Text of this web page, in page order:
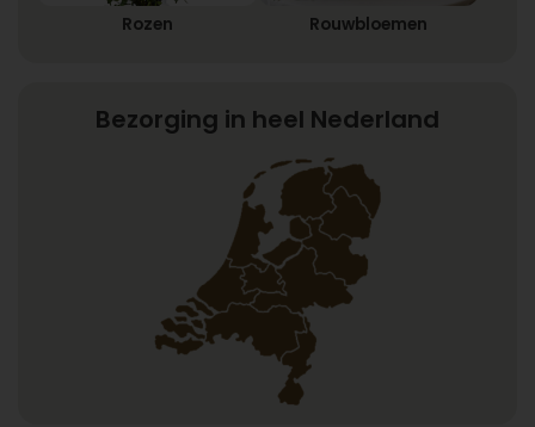
Rozen Rouwbloemen
Bezorging in heel Nederland